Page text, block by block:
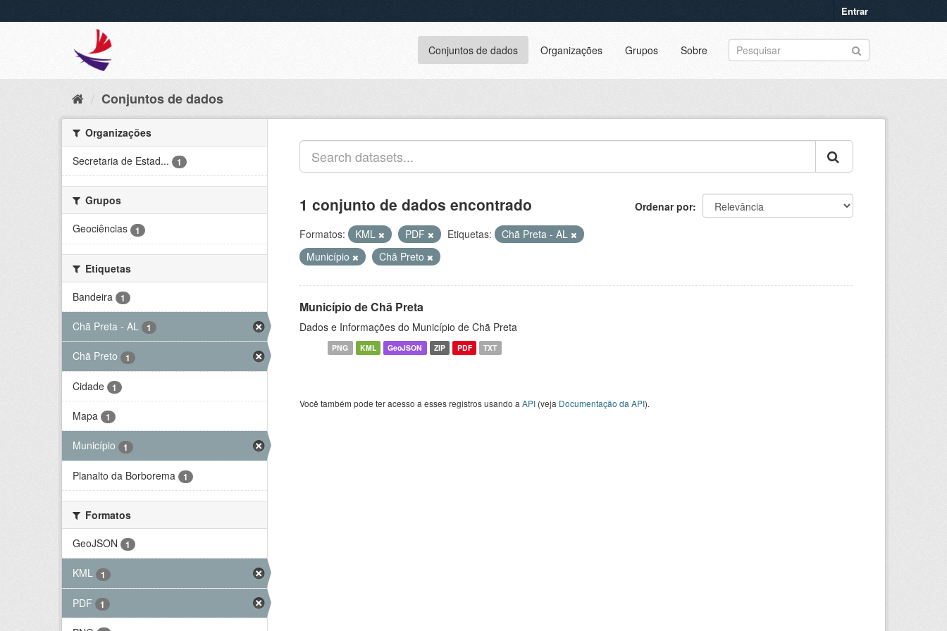
Entrar
Conjuntos de dados Organizações Grupos Sobre
Conjuntos de dados
Organizações
Secretaria de Estad...
1
Grupos
Geociências
1
Etiquetas
Bandeira
1
Chã Preta - AL 1
Chã Preto 1
Cidade 1
Mapa 1
Município 1
Planalto da Borborema 1
Formatos
GeoJSON
1
KML 1
PDF 1
Ordenar por
1 conjunto de dados encontrado
Formatos: KML PDF Etiquetas:
Chã Preta - AL
Município
Chã Preto
Município de Chã Preta
Dados e Informações do Município de Chã Preta
PNG KML GeoJSON ZIP PDF TXT
Você também pode ter acesso a esses registros usando a API (veja Documentação da API).